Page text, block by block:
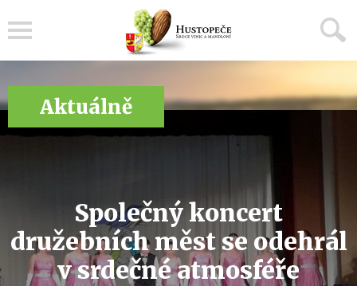
Aktuálně
Společný koncert
družebních měst se odehrál
v srdečné atmosféře